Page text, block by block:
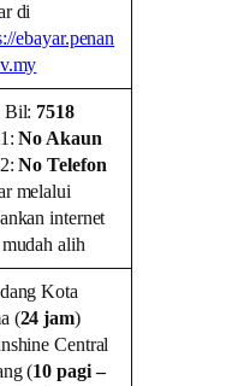
di
ebayar.penan
Bil: 7518
No Akaun
No Telefon
melalui
internet
alih
Kota
(24 jam)
Central
(10 pagi –